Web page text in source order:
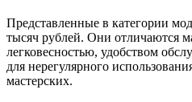
Представленные в категории
тысяч рублей. Они отличаются
легковесностью, удобством
для нерегулярного
мастерских.